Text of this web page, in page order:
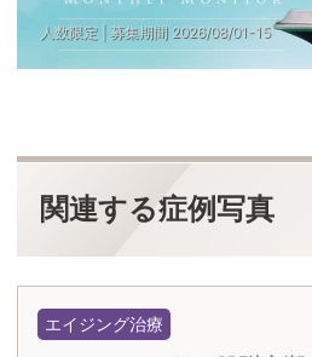
人数限定 | 募集期間
2026/08/01-15
関連する症例写真
エイジング治療